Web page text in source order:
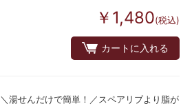
￥1,480(税込)
カートに入れる
＼湯せんだけで簡単！／スペアリブより脂が